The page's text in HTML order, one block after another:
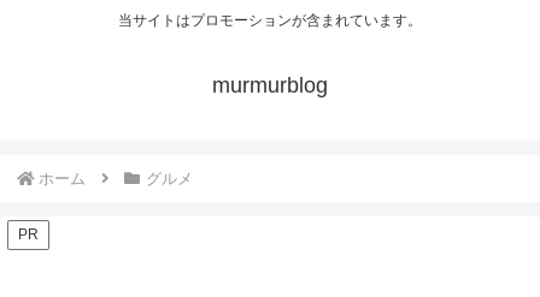
当サイトはプロモーションが含まれています。
murmurblog
ホーム グルメ
PR